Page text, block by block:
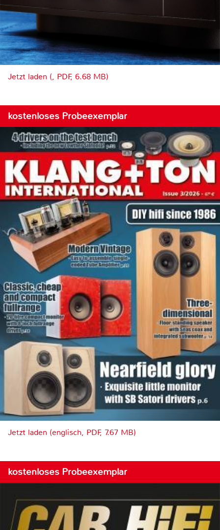
Jetzt laden (, PDF, 6.68 MB)
kostenloses Probeexemplar
Jetzt laden (englisch, PDF, 7.67 MB)
kostenloses Probeexemplar